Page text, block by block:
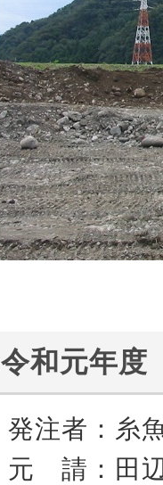
令和元年
発注者：糸
元 請：田